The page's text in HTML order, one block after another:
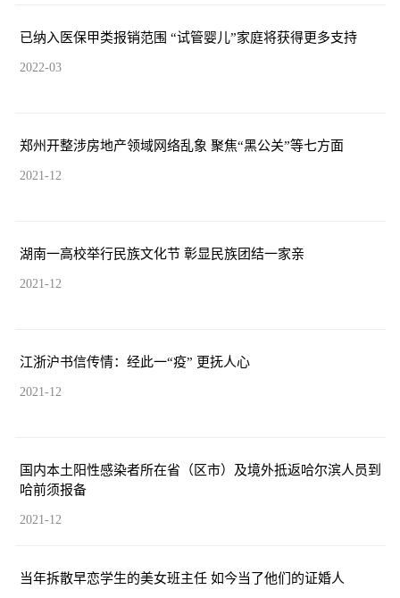
已纳入医保甲类报销范围 “试管婴儿”家庭将获得更多支持
2022-03
郑州开整涉房地产领域网络乱象 聚焦“黑公关”等七方面
2021-12
湖南一高校举行民族文化节 彰显民族团结一家亲
2021-12
江浙沪书信传情：经此一“疫” 更抚人心
2021-12
国内本土阳性感染者所在省（区市）及境外抵返哈尔滨人员到
哈前须报备
2021-12
当年拆散早恋学生的美女班主任 如今当了他们的证婚人